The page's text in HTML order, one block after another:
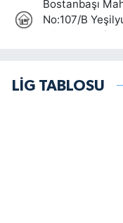
LİG TABLOSU